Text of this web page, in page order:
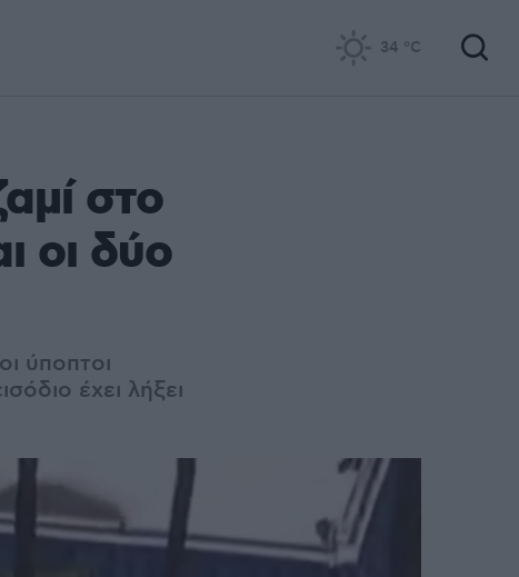
34 °C
στο
οι δύο
ύποπτοι
έχει λήξει